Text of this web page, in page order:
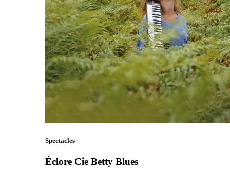
Spectacles
Éclore Cie Betty Blues